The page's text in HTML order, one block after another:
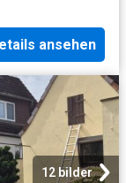
ansehen
12 bilder